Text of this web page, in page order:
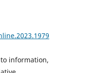
information,